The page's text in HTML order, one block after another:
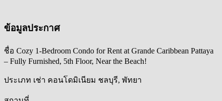
ข้อมูลประกาศ
ชื่อ Cozy 1-Bedroom Condo for Rent at Grande Caribbean Pattaya
– Fully Furnished, 5th Floor, Near the Beach!
ประเภท เช่า คอนโดมิเนียม ชลบุรี, พัทยา